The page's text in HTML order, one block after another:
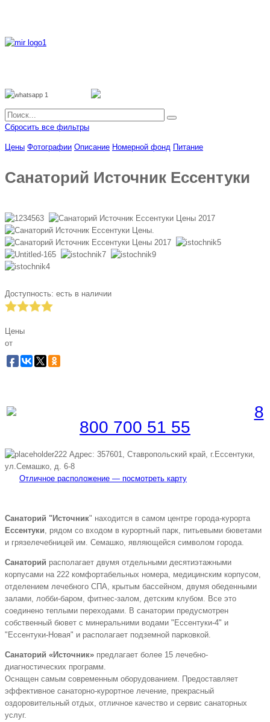
Сбросить все фильтры
Цены Фотографии Описание Номерной фонд Питание
Санаторий Источник Ессентуки
Доступность: есть в наличии
Цены
от
8
800 700 51 55
Адрес: 357601, Ставропольский край, г.Ессентуки,
ул.Семашко, д. 6-8
Отличное расположение — посмотреть карту
Санаторий "Источник" находится в самом центре города-курорта
Ессентуки, рядом со входом в курортный парк, питьевыми бюветами
и грязелечебницей им. Семашко, являющейся символом города.
Санаторий располагает двумя отдельными десятиэтажными
корпусами на 222 комфортабельных номера, медицинским корпусом,
отделением лечебного СПА, крытым бассейном, двумя обеденными
залами, лобби-баром, фитнес-залом, детским клубом. Все это
соединено теплыми переходами. В санатории предусмотрен
собственный бювет с минеральними водами "Ессентуки-4" и
"Ессентуки-Новая" и располагает подземной парковкой.
Санаторий «Источник» предлагает более 15 лечебно-
диагностических программ.
Оснащен самым современным оборудованием. Предоставляет
эффективное санаторно-курортное лечение, прекрасный
оздоровительный отдых, отличное качество и сервис санаторных
услуг.